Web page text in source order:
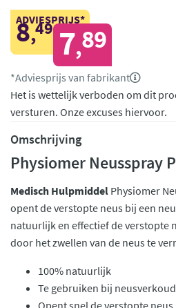
ADVIESPRIJS*
8,49 7,89
*Adviesprijs van fabrikant
Het is wettelijk verboden om dit
versturen. Onze excuses hiervoor.
Omschrijving
Physiomer Neusspray
Medisch Hulpmiddel Physiomer
opent de verstopte neus bij een
natuurlijk en effectief de verstopte
door het zwellen van de neus te
100% natuurlijk
Te gebruiken bij
Opent snel de verstopte neus